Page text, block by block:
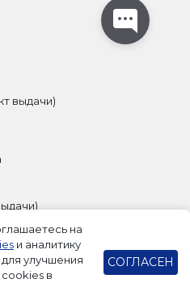
выдачи)
на
и аналитику
улучшения
в
СОГЛАСЕН